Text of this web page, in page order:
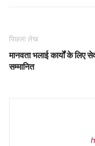
पिछला लेख
मानवता भलाई कार्यों के लिए
सम्मानित